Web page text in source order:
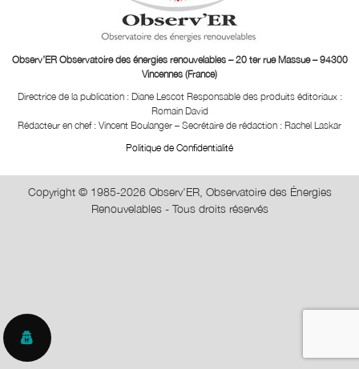
Observ’ER Observatoire des énergies renouvelables – 20 ter rue Massue – 94300
Vincennes (France)
Directrice de la publication : Diane Lescot Responsable des produits éditoriaux :
Romain David
Rédacteur en chef : Vincent Boulanger – Secrétaire de rédaction : Rachel Laskar
Politique de Confidentialité
Copyright © 1985-2026 Observ'ER, Observatoire des Énergies
Renouvelables - Tous droits réservés